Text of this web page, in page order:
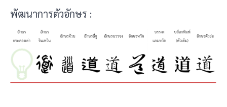
พัฒนาการตัวอักษร :